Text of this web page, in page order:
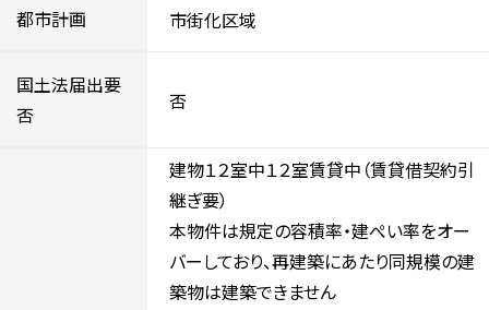
都市計画 市街化区域
国土法届出要
否
否
建物１２室中１２室賃貸中（賃貸借契約引
継ぎ要）
本物件は規定の容積率・建ぺい率をオー
バーしており、再建築にあたり同規模の建
築物は建築できません